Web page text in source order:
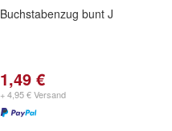
Buchstabenzug bunt J
1,49 €
+ 4,95 € Versand